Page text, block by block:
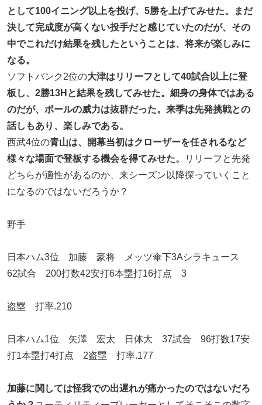
として100イニング以上を投げ、5勝を上げてみせた。まだ
決して完成度が高くない投手だと感じていたのだが、その
中でこれだけ結果を残したということは、将来が楽しみに
なる。
ソフトバンク2位の大津はリリーフとして40試合以上に登
板し、2勝13Hと結果を残してみせた。細身の身体ではある
のだが、ボールの威力は抜群だった。来季は先発挑戦との
話しもあり、楽しみである。
西武4位の青山は、開幕当初はクローザーを任されるなど
様々な場面で登板する機会を得てみせた。
リリーフと先発
どちらが適性があるのか、来シーズン以降探っていくこと
になるのではないだろうか？
野手
日本ハム3位 加藤 豪将 メッツ傘下3Aシラキュース
62試合 200打数42安打6本塁打16打点 3
盗塁 打率.210
日本ハム1位 矢澤 宏太 日体大 37試合 96打数17安
打1本塁打4打点 2盗塁 打率.177
加藤に関しては怪我での出遅れが痛かったのではないだろ